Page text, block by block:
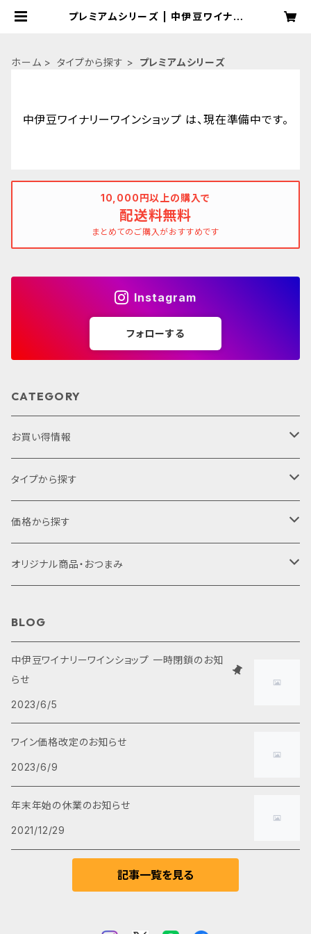
プレミアムシリーズ | 中伊豆ワイナリ
ホーム タイプから探す プレミアムシリーズ
中伊豆ワイナリーワインショップ は、現在準備中です。
10,000円以上の購入で
配送料無料
まとめてのご購入がおすすめです
Instagram
フォローする
CATEGORY
お買い得情報
セット商品
ギフトセット
タイプから探す
プレミアムシリーズ
サクラアワード2022
甘口ワイン
ノンアルコール
価格から探す
1,000円未満
オリジナル商品・おつまみ
BLOG
中伊豆ワイナリーワインショップ 一時閉鎖のお知
らせ
2023/6/5
ワイン価格改定のお知らせ
2023/6/9
年末年始の休業のお知らせ
2021/12/29
記事一覧を見る